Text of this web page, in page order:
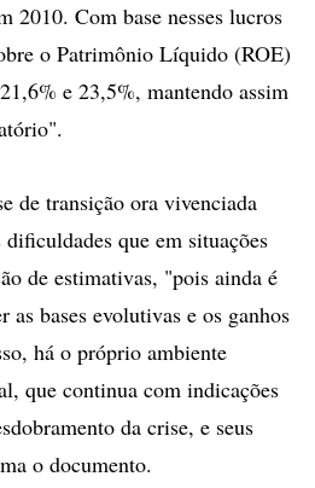
2010. Com base nesses lucros
o Patrimônio Líquido (ROE)
e 23,5%, mantendo assim
de transição ora vivenciada
que em situações
de estimativas, "pois ainda é
bases evolutivas e os ganhos
há o próprio ambiente
que continua com indicações
da crise, e seus
o documento.